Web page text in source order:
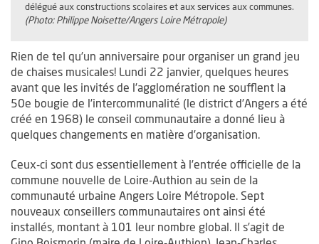
délégué aux constructions scolaires et aux services aux communes.
(Photo: Philippe Noisette/Angers Loire Métropole)
Rien de tel qu’un anniversaire pour organiser un grand jeu
de chaises musicales! Lundi 22 janvier, quelques heures
avant que les invités de l’agglomération ne soufflent la
50e bougie de l’intercommunalité (le district d’Angers a été
créé en 1968) le conseil communautaire a donné lieu à
quelques changements en matière d’organisation.
Ceux-ci sont dus essentiellement à l’entrée officielle de la
commune nouvelle de Loire-Authion au sein de la
communauté urbaine Angers Loire Métropole. Sept
nouveaux conseillers communautaires ont ainsi été
installés, montant à 101 leur nombre global. Il s’agit de